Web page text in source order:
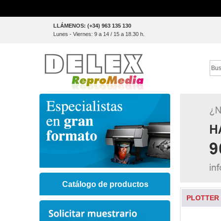
LLÁMENOS: (+34) 963 135 130
Lunes - Viernes: 9 a 14 / 15 a 18.30 h.
Catálogo de productos